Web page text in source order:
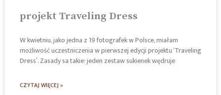
projekt Traveling Dress
W kwietniu, jako jedna z 19 fotografek w Polsce, miałam
możliwość uczestniczenia w pierwszej edycji projektu ‘Traveling
Dress’. Zasady sa takie: jeden zestaw sukienek wędruje
CZYTAJ WIĘCEJ »